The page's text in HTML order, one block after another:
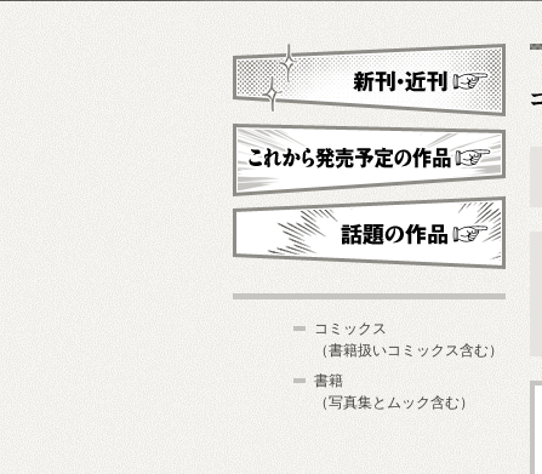
新刊・近刊
これから発売予定
コミックス
（書籍扱いコミックス含む）
書籍
（写真集とムック含む）